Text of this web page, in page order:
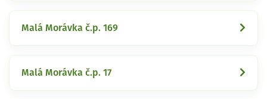
Malá Morávka č.p. 169
Malá Morávka č.p. 17